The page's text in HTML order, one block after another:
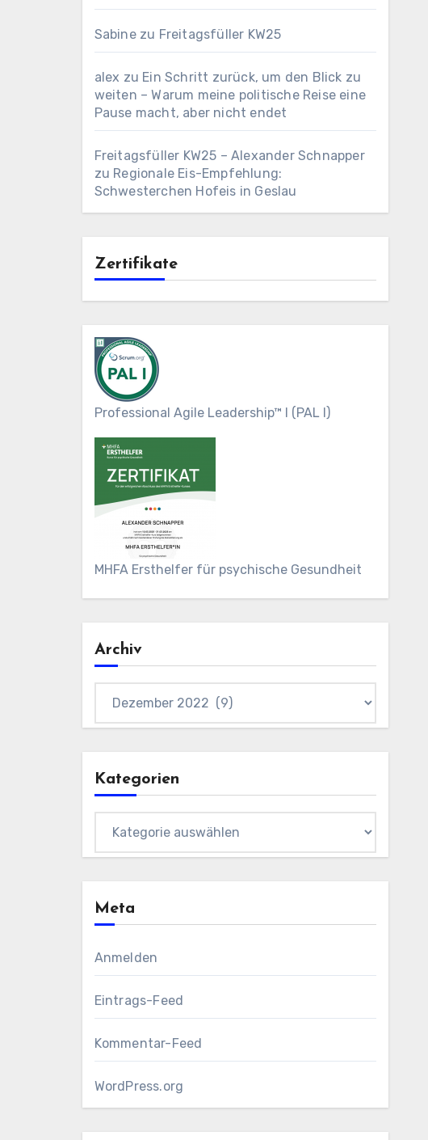
Sabinezu Freitagsfüller KW25
alex zu Ein Schritt zurück, um den Blick zu
weiten – Warum meine politische Reise eine
Pause macht, aber nicht endet
Freitagsfüller KW25 – Alexander Schnapper
zu Regionale Eis-Empfehlung:
Schwesterchen Hofeis in Geslau
Zertifikate
Professional Agile Leadership™ I (PAL I)
MHFA Ersthelfer für psychische Gesundheit
Archiv
Kategorien
Meta
Anmelden
Eintrags-Feed
Kommentar-Feed
WordPress.org